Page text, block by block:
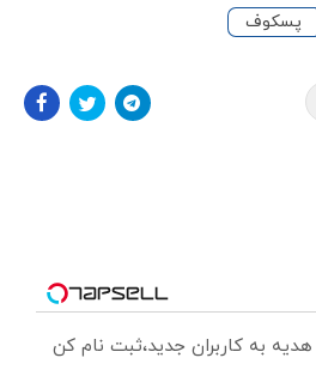
پسکوف